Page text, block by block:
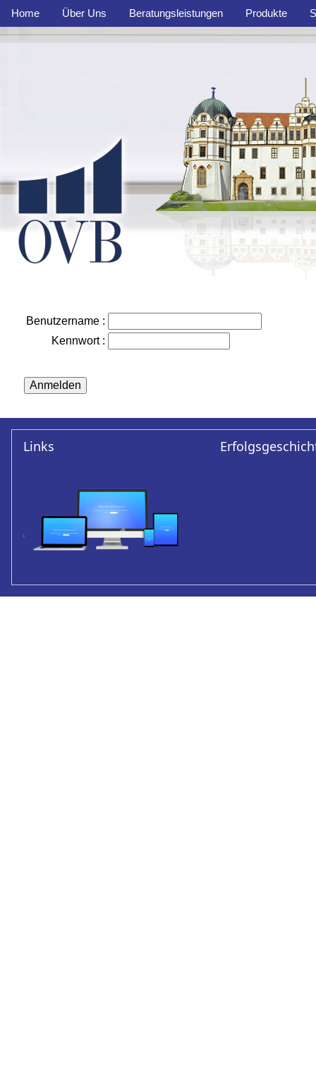
Home Über Uns Beratungsleistungen Produkte
Benutzername :
Kennwort :
Links